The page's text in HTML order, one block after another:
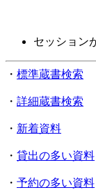
セッション
・ 標準蔵書検索
・ 詳細蔵書検索
・ 新着資料
・ 貸出の多い資料
・ 予約の多い資料